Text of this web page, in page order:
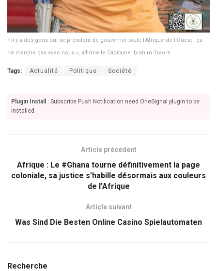
« Il y a des gens qui se prévalent de gouverner toute l’Afrique de l’Ouest : ça
ne marche pas avec nous », affirme le Capitaine Ibrahim Traoré
Tags: Actualité Politique Société
Plugin Install
: Subscribe Push Notification need OneSignal plugin to be
installed.
Article précédent
Afrique : Le #Ghana tourne définitivement la page
coloniale, sa justice s’habille désormais aux couleurs
de l’Afrique
Article suivant
Was Sind Die Besten Online Casino Spielautomaten
Recherche